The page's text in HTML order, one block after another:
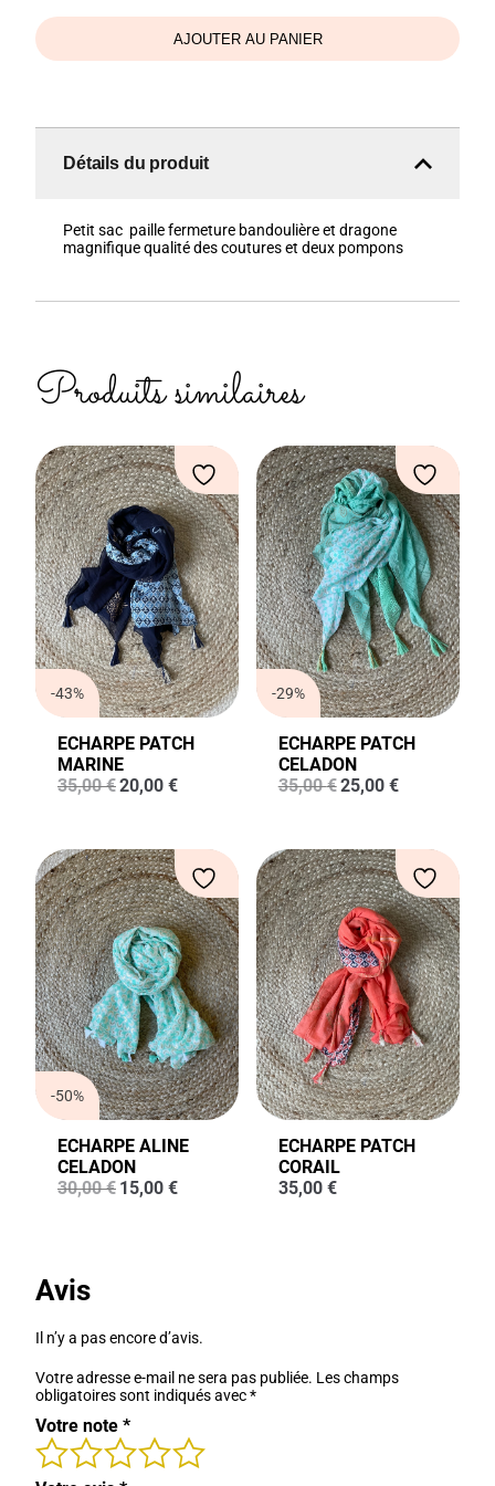
lili
caramel
AJOUTER AU PANIER
Détails du produit
Petit sac paille fermeture bandoulière et dragone
magnifique qualité des coutures et deux pompons
Produits similaires
-43%
ECHARPE PATCH
MARINE
35,00€Le
était :
35,00 €.
20,00 €Le
est :
20,00 €.
-29%
ECHARPE PATCH
CELADON
35,00€Le
était :
35,00 €.
25,00 €Le
est :
25,00 €.
-50%
ECHARPE ALINE
CELADON
30,00€ Le
15,00 €Le
ECHARPE PATCH
CORAIL
35,00 €
Avis
Il n’y a pas encore d’avis.
Votre adresse e-mail ne sera pas publiée. Les champs
obligatoires sont indiqués avec*
Votre note *